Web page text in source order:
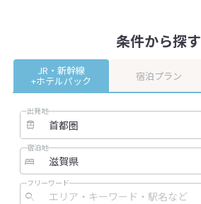
帰りの渋滞にも悩みません。
【所要時間】
当日6時間以上"
条件から探す
JR・新幹線
+ホテルパック 宿泊プラン
出発地
宿泊地
フリーワード